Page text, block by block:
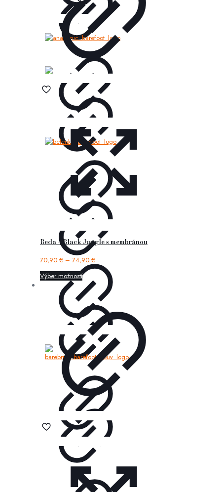
Beda – Black Jungle s membránou
70,90 € – 74,90 €
Výber možností